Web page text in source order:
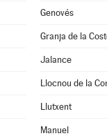
Genovés
Granja de la
Jalance
Llocnou de la
Llutxent
Manuel